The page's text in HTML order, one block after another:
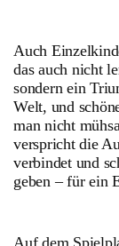
Auch
das auch nicht
sondern ein
Welt, und
man nicht
verspricht die
verbindet und
geben – für ein